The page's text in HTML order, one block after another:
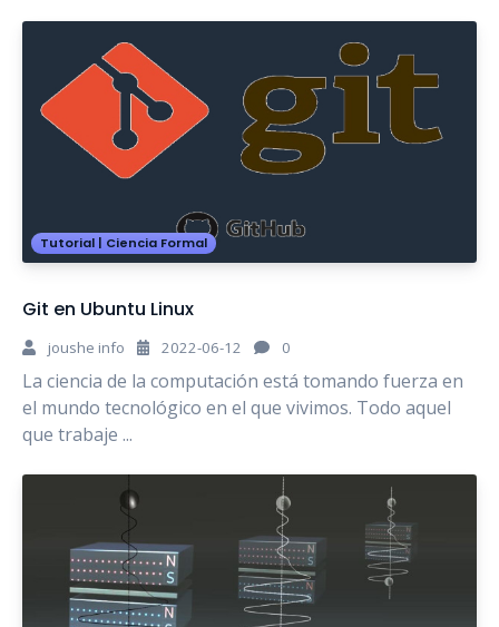
Tutorial| Ciencia Formal
Git en Ubuntu Linux
joushe info 2022-06-12 0
La ciencia de la computación está tomando fuerza en
el mundo tecnológico en el que vivimos. Todo aquel
que trabaje ...